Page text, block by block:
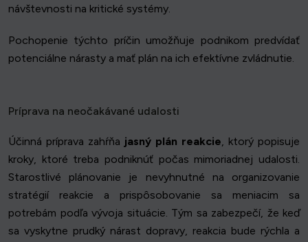
návštevnosti na kritické systémy.
Pochopenie týchto príčin umožňuje podnikom predvídať
potenciálne nárasty a mať plán na ich efektívne zvládnutie.
Príprava na neočakávané udalosti
Účinná príprava zahŕňa jasný plán reakcie, ktorý popisuje
kroky, ktoré treba podniknúť počas mimoriadnej udalosti.
Starostlivé plánovanie je nevyhnutné na organizovanie
stratégií reakcie a prispôsobovanie sa meniacim sa
potrebám podľa vývoja situácie. Tým sa zabezpečí, že keď
sa vyskytne prudký nárast dopravy, reakcia bude rýchla a